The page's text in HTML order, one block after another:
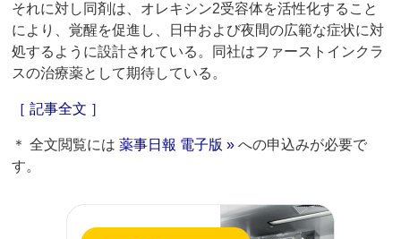
それに対し同剤は、オレキシン2受容体を活性化すること
により、覚醒を促進し、日中および夜間の広範な症状に対
処するように設計されている。同社はファーストインクラ
スの治療薬として期待している。
［ 記事全文 ］
＊ 全文閲覧には薬事日報 電子版 » への申込みが必要で
す。